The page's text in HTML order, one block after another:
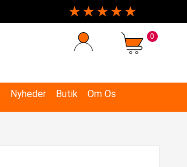
★★★★★
0
Nyheder Butik Om Os